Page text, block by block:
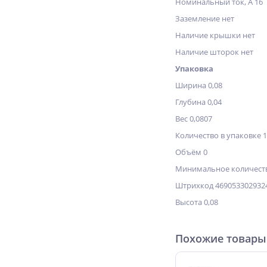
Заземление нет
Наличие крышки нет
Наличие шторок нет
Упаковка
Ширина 0,08
Глубина 0,04
Вес 0,0807
Количество в упаковке
Объём 0
Минимальное
Штрихкод
Высота 0,08
Похожие товары